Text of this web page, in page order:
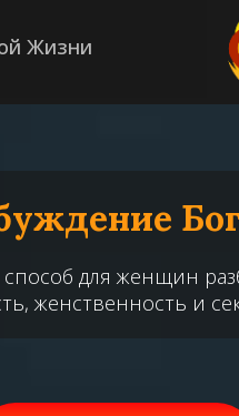
Жизни
для женщин
женственность и